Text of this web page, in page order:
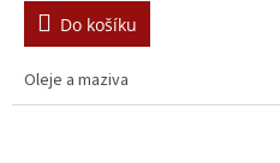
Do košíku
Oleje a maziva